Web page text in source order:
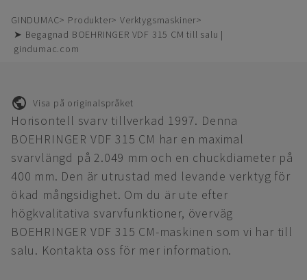
GINDUMAC Produkter
Verktygsmaskiner
➤ Begagnad BOEHRINGER VDF 315 CM till salu |
gindumac.com
Visa på originalspråket
Horisontell svarv tillverkad 1997. Denna
BOEHRINGER VDF 315 CM har en maximal
svarvlängd på 2.049 mm och en chuckdiameter på
400 mm. Den är utrustad med levande verktyg för
ökad mångsidighet. Om du är ute efter
högkvalitativa svarvfunktioner, överväg
BOEHRINGER VDF 315 CM-maskinen som vi har till
salu. Kontakta oss för mer information.